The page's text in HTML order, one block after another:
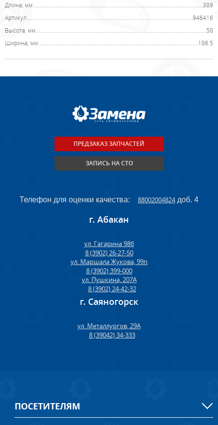
Длина, мм
389
Артикул
946416
Высота, мм
58
Ширина, мм
186.5
ПРЕДЗАКАЗ ЗАПЧАСТЕЙ
ЗАПИСЬ НА СТО
Телефон для оценки качества: 88002004824доб. 4
г. Абакан
ул. Гагарина 98б
8 (3902) 26-27-50
ул. Маршала Жукова, 99п
8 (3902) 399-000
ул. Пушкина, 207А
8 (3902) 24-42-32
г. Саяногорск
ул. Металлургов, 29А
8 (39042) 34-333
ПОСЕТИТЕЛЯМ